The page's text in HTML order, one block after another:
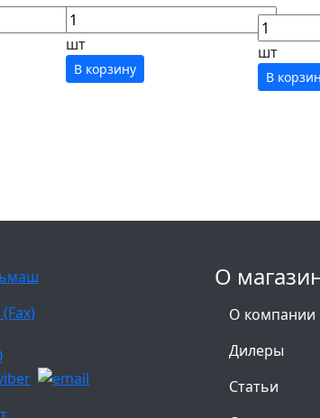
шт
В корзину
шт
В
О
О компании
Дилеры
Статьи